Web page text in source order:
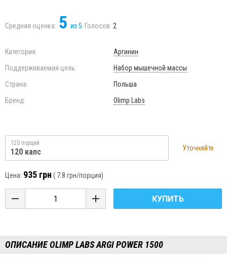
Средняя оценка: 5 из 5 Голосов: 2
Категория:
Аргинин
Поддерживаемая цель:
Набор мышечной массы
Страна:
Польша
Бренд:
Olimp Labs
120 порций
120 капс Уточняйте
Цена: 935 грн ( 7.8 грн/порция)
КУПИТЬ
ОПИСАНИЕ OLIMP LABS ARGI POWER 1500